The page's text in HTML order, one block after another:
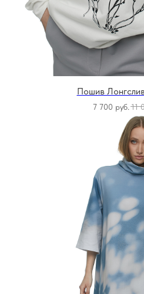
Пошив
7 700 руб. 11